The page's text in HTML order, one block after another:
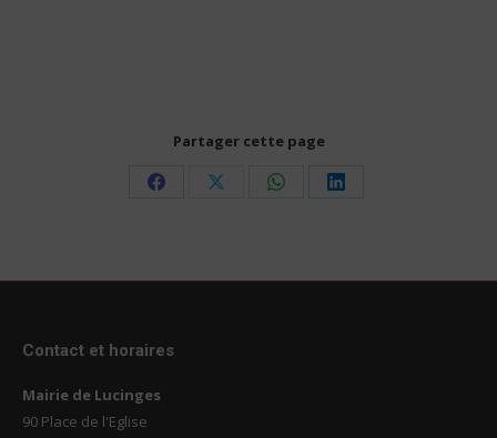
Partager cette page
Share
Share
Share
Share
Contact et horaires
Mairie de Lucinges
90 Place de l'Eglise